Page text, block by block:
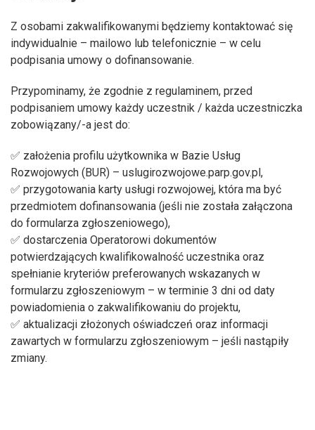
Z osobami zakwalifikowanymi będziemy kontaktować się
indywidualnie – mailowo lub telefonicznie – w celu
podpisania umowy o dofinansowanie.
Przypominamy, że zgodnie z regulaminem, przed
podpisaniem umowy każdy uczestnik / każda uczestniczka
zobowiązany/-a jest do:
✅ założenia profilu użytkownika w Bazie Usług
Rozwojowych (BUR) – uslugirozwojowe.parp.gov.pl,
✅ przygotowania karty usługi rozwojowej, która ma być
przedmiotem dofinansowania (jeśli nie została załączona
do formularza zgłoszeniowego),
✅ dostarczenia Operatorowi dokumentów
potwierdzających kwalifikowalność uczestnika oraz
spełnianie kryteriów preferowanych wskazanych w
formularzu zgłoszeniowym – w terminie 3 dni od daty
powiadomienia o zakwalifikowaniu do projektu,
✅ aktualizacji złożonych oświadczeń oraz informacji
zawartych w formularzu zgłoszeniowym – jeśli nastąpiły
zmiany.